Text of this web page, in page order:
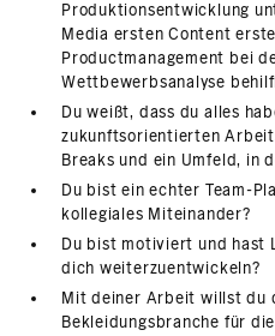
Produktionsentwicklung
Media ersten Content
Productmanagement bei
Wettbewerbsanalyse
Du weißt, dass du alles
zukunftsorientierten
Breaks und ein Umfeld, in
Du bist ein echter Team-
kollegiales Miteinander?
Du bist motiviert und hast
dich weiterzuentwickeln?
Mit deiner Arbeit willst du
Bekleidungsbranche für